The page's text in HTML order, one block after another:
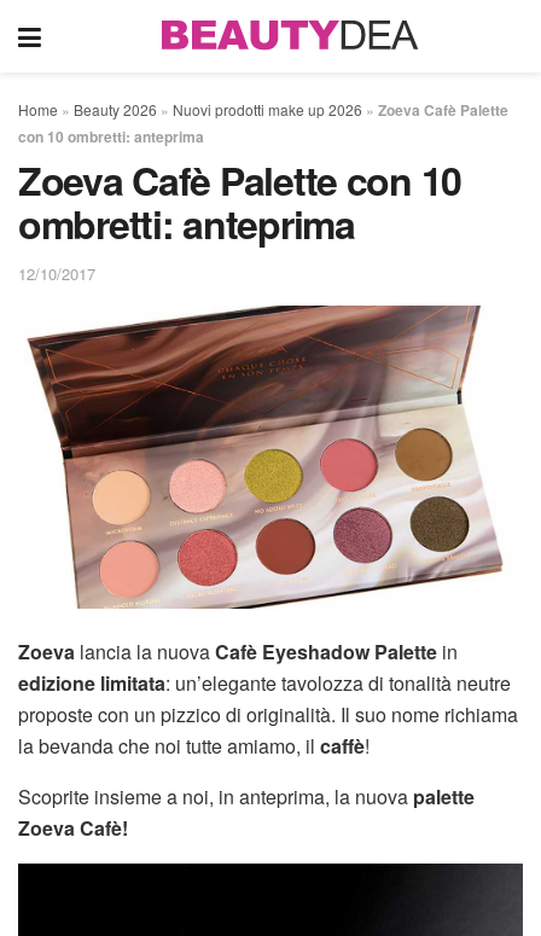
Home » Beauty 2026 » Nuovi prodotti make up 2026 » Zoeva Cafè Palette
con 10 ombretti: anteprima
Zoeva Cafè Palette con 10
ombretti: anteprima
12/10/2017
Zoeva lancia la nuovaCafè Eyeshadow Palette in
edizione limitata: un’elegante tavolozza di tonalità neutre
proposte con un pizzico di originalità. Il suo nome richiama
la bevanda che noi tutte amiamo, il caffè!
Scoprite insieme a noi, in anteprima, la nuova palette
Zoeva Cafè!